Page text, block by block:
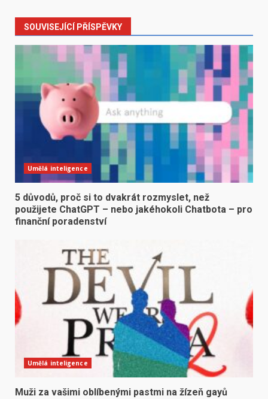
SOUVISEJÍCÍ PŘÍSPĚVKY
Umělá inteligence
5 důvodů, proč si to dvakrát rozmyslet, než
použijete ChatGPT – nebo jakéhokoli Chatbota – pro
finanční poradenství
Umělá inteligence
Muži za vašimi oblíbenými pastmi na žízeň gayů